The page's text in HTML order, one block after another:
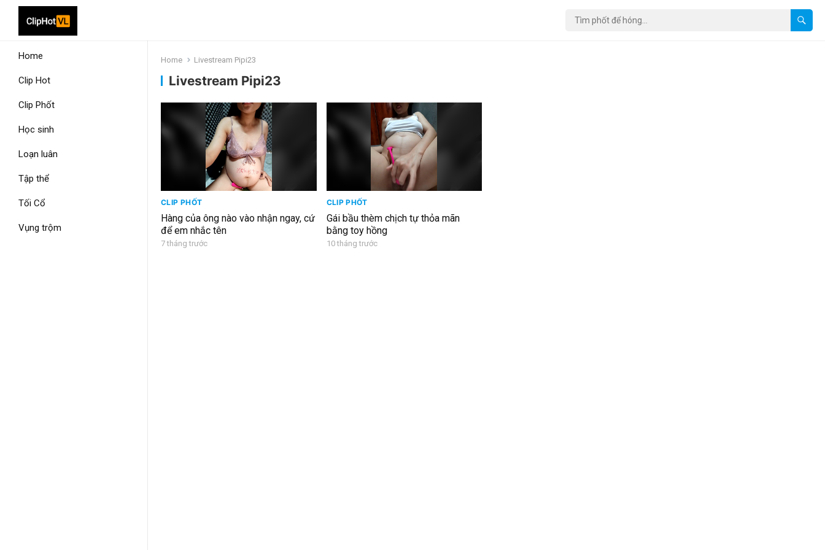
Home
Clip Hot
Clip Phốt
Học sinh
Loạn luân
Tập thể
Tối Cổ
Vụng trộm
Home Livestream Pipi23
Livestream Pipi23
CLIP PHỐT
Hàng của ông nào vào nhận ngay, cứ
để em nhắc tên
7 tháng trước
CLIP PHỐT
Gái bầu thèm chịch tự thỏa mãn
bằng toy hồng
10 tháng trước